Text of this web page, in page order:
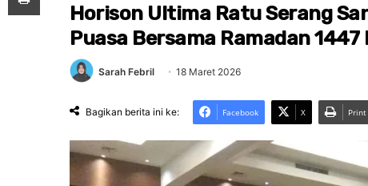
Horison Ultima Ratu Serang
Puasa Bersama Ramadan 1447
Sarah Febril 18 Maret 2026
Bagikan berita ini ke: Facebook X Print